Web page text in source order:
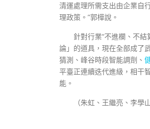
清運處理所需支出由企業自
理政策。”郭樺說。
針對行業“不進欄、不
論」的道具，現在全部成了
猜測、峰谷時段智能調劑、
平臺正連續迭代進級，相干
能。
（朱虹、王繼亮、李學